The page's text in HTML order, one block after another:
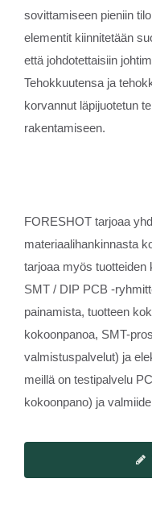
sovittamiseen pieniin
elementit kiinnitetään
että johdotettaisiin
Tehokkuutensa ja
korvannut läpijuotetun
rakentamiseen.
FORESHOT tarjoaa
materiaalihankinnasta
tarjoaa myös tuotteiden
SMT / DIP PCB -
painamista, tuotteen
kokoonpanoa, SMT-
valmistuspalvelut) ja
meillä on testipalvelu
kokoonpano) ja